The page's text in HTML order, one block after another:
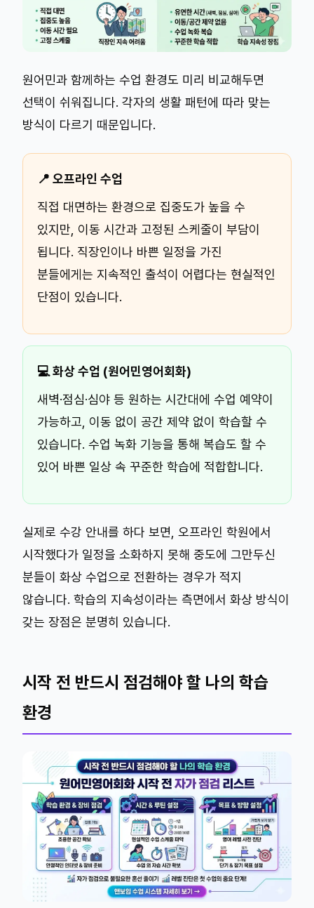
원어민과 함께하는 수업 환경도 미리 비교해두면
선택이 쉬워집니다. 각자의 생활 패턴에 따라 맞는
방식이 다르기 때문입니다.
📍 오프라인 수업
직접 대면하는 환경으로 집중도가 높을 수
있지만, 이동 시간과 고정된 스케줄이 부담이
됩니다. 직장인이나 바쁜 일정을 가진
분들에게는 지속적인 출석이 어렵다는 현실적인
단점이 있습니다.
💻 화상 수업 (원어민영어회화)
새벽·점심·심야 등 원하는 시간대에 수업 예약이
가능하고, 이동 없이 공간 제약 없이 학습할 수
있습니다. 수업 녹화 기능을 통해 복습도 할 수
있어 바쁜 일상 속 꾸준한 학습에 적합합니다.
실제로 수강 안내를 하다 보면, 오프라인 학원에서
시작했다가 일정을 소화하지 못해 중도에 그만두신
분들이 화상 수업으로 전환하는 경우가 적지
않습니다. 학습의 지속성이라는 측면에서 화상 방식이
갖는 장점은 분명히 있습니다.
시작 전 반드시 점검해야 할 나의 학습
환경